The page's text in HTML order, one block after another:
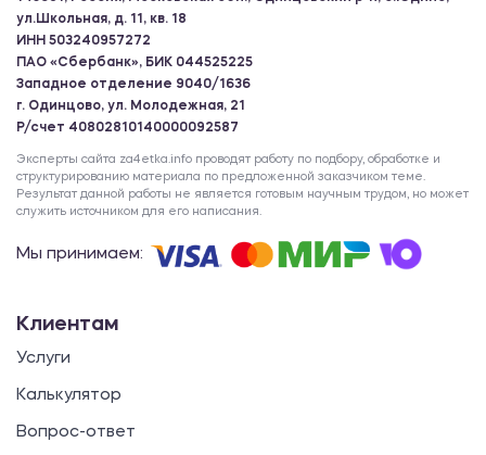
ул.Школьная, д. 11, кв. 18
ИНН 503240957272
ПАО «Сбербанк», БИК 044525225
Западное отделение 9040/1636
г. Одинцово, ул. Молодежная, 21
Р/счет 40802810140000092587
Эксперты сайта za4etka.info проводят работу по подбору, обработке и
структурированию материала по предложенной заказчиком теме.
Результат данной работы не является готовым научным трудом, но может
служить источником для его написания.
Мы принимаем:
Клиентам
Услуги
Калькулятор
Вопрос-ответ